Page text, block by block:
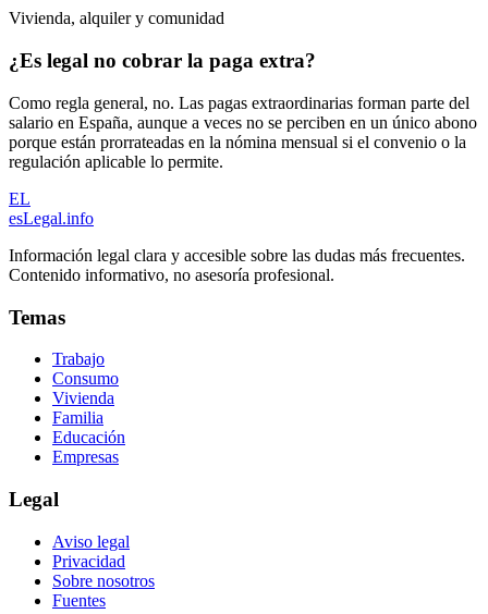
Vivienda, alquiler y comunidad
¿Es legal no cobrar la paga extra?
Como regla general, no. Las pagas extraordinarias forman parte del
salario en España, aunque a veces no se perciben en un único abono
porque están prorrateadas en la nómina mensual si el convenio o la
regulación aplicable lo permite.
EL
esLegal.info
Información legal clara y accesible sobre las dudas más frecuentes.
Contenido informativo, no asesoría profesional.
Temas
Trabajo
Consumo
Vivienda
Familia
Educación
Empresas
Legal
Aviso legal
Privacidad
Sobre nosotros
Fuentes